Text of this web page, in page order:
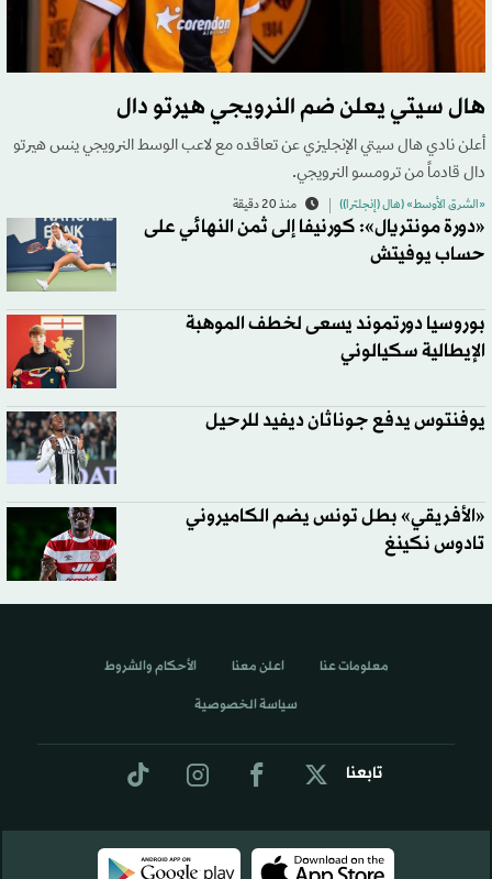
هال سيتي يعلن ضم النرويجي هيرتو دال
أعلن نادي هال سيتي الإنجليزي عن تعاقده مع لاعب الوسط النرويجي ينس هيرتو
دال قادماً من ترومسو النرويجي.
«الشرق الأوسط» (هال (إنجلترا)) منذ 20 دقيقة
«دورة مونتريال»: كورنيفا إلى ثمن النهائي على
حساب يوفيتش
بوروسيا دورتموند يسعى لخطف الموهبة
الإيطالية سكيالوني
يوفنتوس يدفع جوناثان ديفيد للرحيل
«الأفريقي» بطل تونس يضم الكاميروني
تادوس نكينغ
تابعنا
معلومات عنا اعلن معنا الأحكام والشروط
سياسة الخصوصية